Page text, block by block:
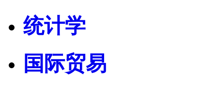
统计学
国际贸易